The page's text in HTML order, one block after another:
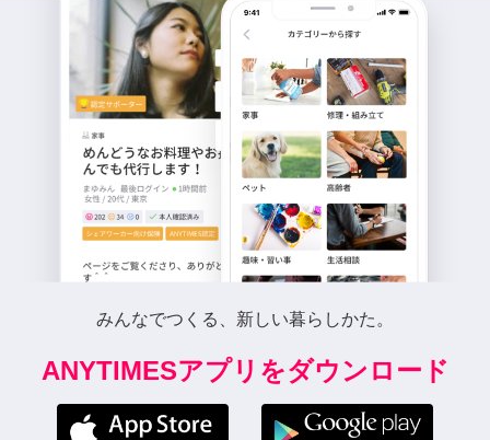
みんなでつくる、新しい暮らしかた。
ANYTIMESアプリをダウンロード